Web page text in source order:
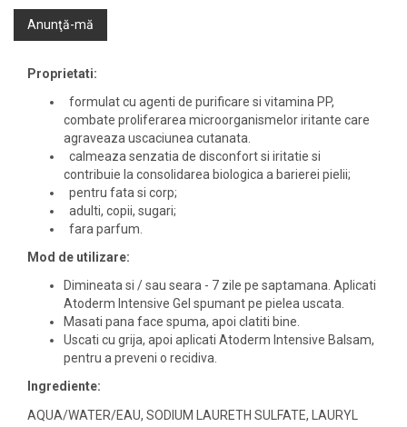
Anunţă-mă
Proprietati:
formulat cu agenti de purificare si vitamina PP,
combate proliferarea microorganismelor iritante care
agraveaza uscaciunea cutanata.
calmeaza senzatia de disconfort si iritatie si
contribuie la consolidarea biologica a barierei pielii;
pentru fata si corp;
adulti, copii, sugari;
fara parfum.
Mod de utilizare:
Dimineata si / sau seara - 7 zile pe saptamana. Aplicati
Atoderm Intensive Gel spumant pe pielea uscata.
Masati pana face spuma, apoi clatiti bine.
Uscati cu grija, apoi aplicati Atoderm Intensive Balsam,
pentru a preveni o recidiva.
Ingrediente:
AQUA/WATER/EAU, SODIUM LAURETH SULFATE, LAURYL